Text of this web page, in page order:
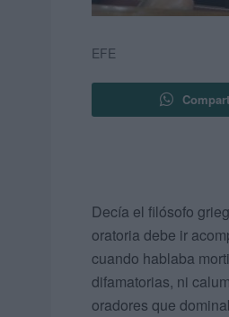
EFE
Decía el filósofo
oratoria debe ir
cuando hablaba
difamatorias, ni
oradores que